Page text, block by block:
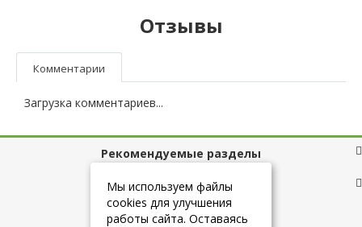
Отзывы
Комментарии
Загрузка комментариев...
Рекомендуемые разделы
Полезные ссылки
Мы используем файлы
cookies для улучшения
работы сайта. Оставаясь